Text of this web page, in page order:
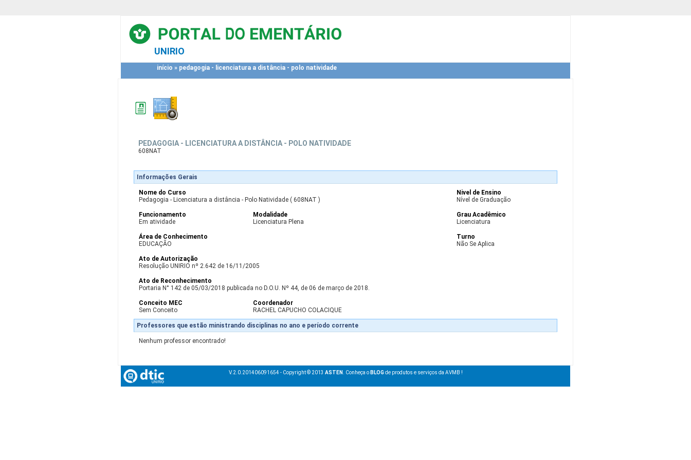
UNIRIO
início » pedagogia - licenciatura a distância - polo natividade
PEDAGOGIA - LICENCIATURA A DISTÂNCIA - POLO NATIVIDADE
608NAT
Informações Gerais
Nome do Curso
Pedagogia - Licenciatura a distância - Polo Natividade ( 608NAT )
Nivel de Ensino
Nível de Graduação
Funcionamento
Em atividade
Modalidade
Licenciatura Plena
Grau Acadêmico
Licenciatura
Área de Conhecimento
EDUCAÇÃO
Turno
Não Se Aplica
Ato de Autorização
Resolução UNIRIO nº 2.642 de 16/11/2005
Ato de Reconhecimento
Portaria N° 142 de 05/03/2018 publicada no D.O.U. Nº 44, de 06 de março de 2018.
Conceito MEC
Sem Conceito
Coordenador
RACHEL CAPUCHO COLACIQUE
Professores que estão ministrando disciplinas no ano e período corrente
Nenhum professor encontrado!
V.2.0.201406091654 - Copyright © 2013 ASTEN . Conheça o BLOGde produtos e serviços da AVMB !